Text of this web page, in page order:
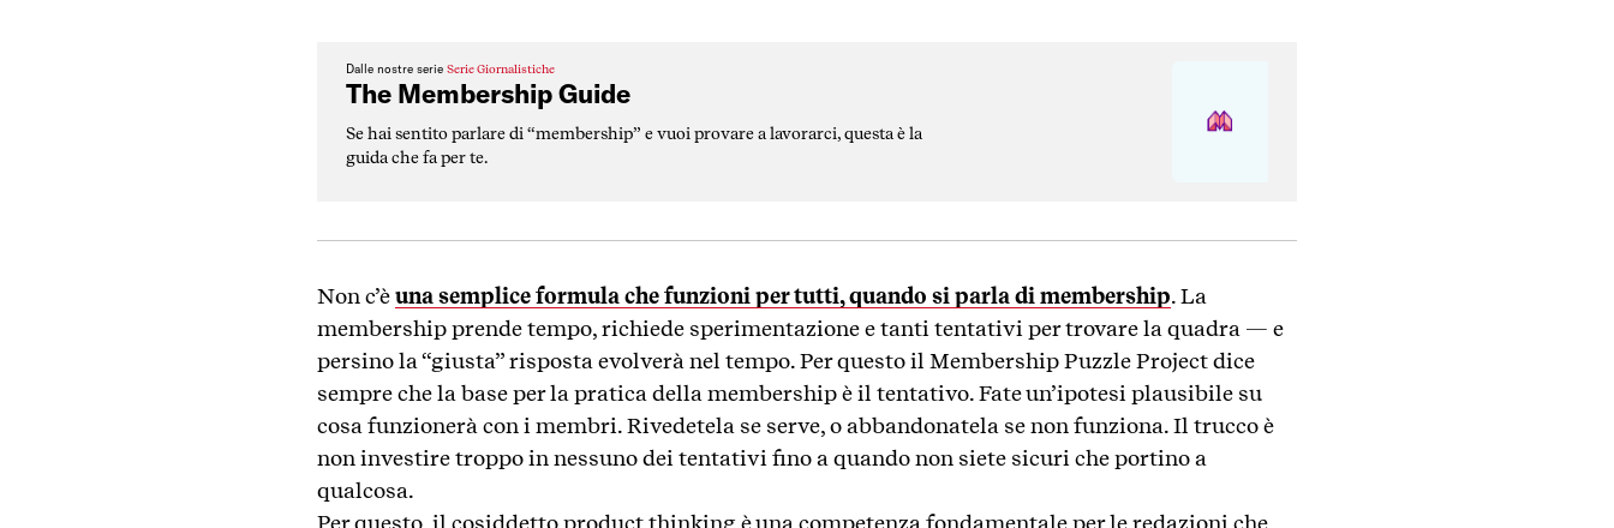
Dalle nostre serie Serie Giornalistiche
The Membership Guide
Se hai sentito parlare di “membership” e vuoi provare a lavorarci, questa è la
guida che fa per te.
Non c’èuna semplice formula che funzioni per tutti, quando si parla di membership. La
membership prende tempo, richiede sperimentazione e tanti tentativi per trovare la quadra — e
persino la “giusta” risposta evolverà nel tempo. Per questo il Membership Puzzle Project dice
sempre che la base per la pratica della membership è il tentativo. Fate un’ipotesi plausibile su
cosa funzionerà con i membri. Rivedetela se serve, o abbandonatela se non funziona. Il trucco è
non investire troppo in nessuno dei tentativi fino a quando non siete sicuri che portino a
qualcosa.
Per questo, il cosiddetto product thinking è una competenza fondamentale per le redazioni che